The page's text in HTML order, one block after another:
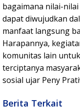
bagaimana nilai-
dapat diwujudkan
manfaat langsung
Harapannya,
komunitas lain
terciptanya
sosial ujar Peny
Berita Terkait